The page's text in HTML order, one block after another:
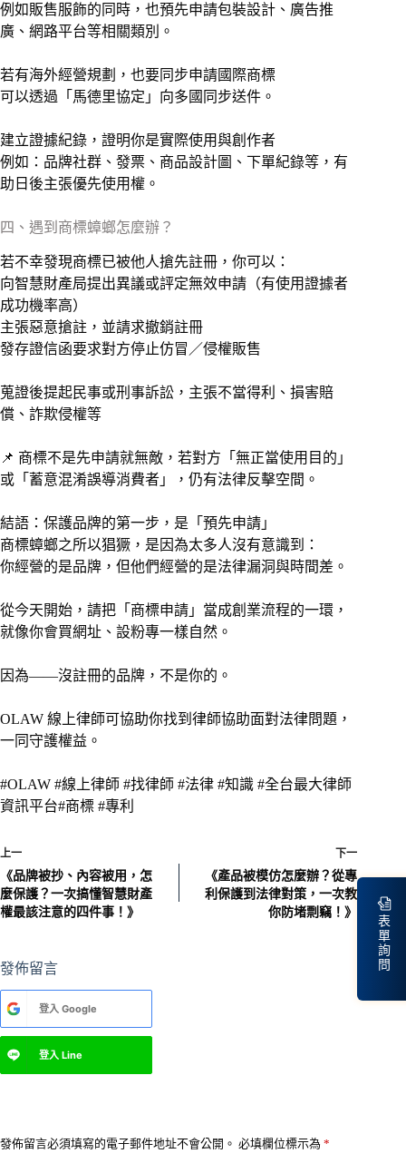
表
單
詢
問
例如販售服飾的同時，也預先申請包裝設計、廣告推
廣、網路平台等相關類別。
若有海外經營規劃，也要同步申請國際商標
可以透過「馬德里協定」向多國同步送件。
建立證據紀錄，證明你是實際使用與創作者
例如：品牌社群、發票、商品設計圖、下單紀錄等，有
助日後主張優先使用權。
四、遇到商標蟑螂怎麼辦？
若不幸發現商標已被他人搶先註冊，你可以：
向智慧財產局提出異議或評定無效申請（有使用證據者
成功機率高）
主張惡意搶註，並請求撤銷註冊
發存證信函要求對方停止仿冒／侵權販售
蒐證後提起民事或刑事訴訟，主張不當得利、損害賠
償、詐欺侵權等
📌 商標不是先申請就無敵，若對方「無正當使用目的」
或「蓄意混淆誤導消費者」，仍有法律反擊空間。
結語：保護品牌的第一步，是「預先申請」
商標蟑螂之所以猖獗，是因為太多人沒有意識到：
你經營的是品牌，但他們經營的是法律漏洞與時間差。
從今天開始，請把「商標申請」當成創業流程的一環，
就像你會買網址、設粉專一樣自然。
因為——沒註冊的品牌，不是你的。
OLAW 線上律師可協助你找到律師協助面對法律問題，
一同守護權益。
#OLAW #線上律師 #找律師 #法律 #知識 #全台最大律師
資訊平台#商標 #專利
上一
《品牌被抄、內容被用，怎
麼保護？一次搞懂智慧財產
權最該注意的四件事！》
下一
《產品被模仿怎麼辦？從專
利保護到法律對策，一次教
你防堵剽竊！》
發佈留言
登入 Google
登入 Line
發佈留言必須填寫的電子郵件地址不會公開。 必填欄位標示為 *
A
t
n
v